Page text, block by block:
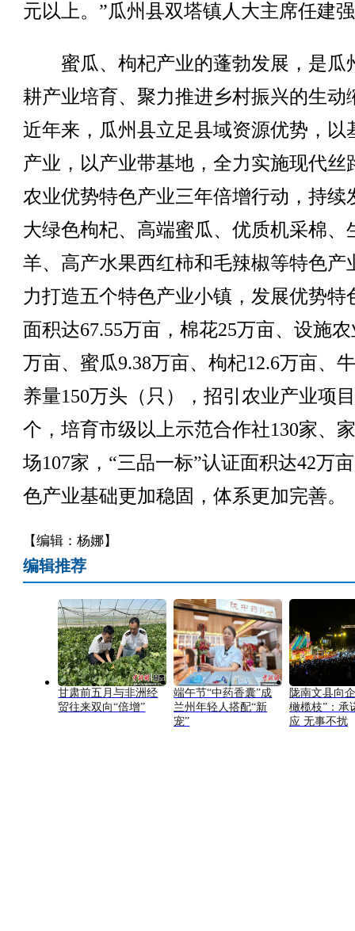
元以上。”瓜州县双塔镇人大主席任建
蜜瓜、枸杞产业的蓬勃发展，是瓜
耕产业培育、聚力推进乡村振兴的生动
近年来，瓜州县立足县域资源优势，以
产业，以产业带基地，全力实施现代丝
农业优势特色产业三年倍增行动，持续
大绿色枸杞、高端蜜瓜、优质机采棉、
羊、高产水果西红柿和毛辣椒等特色产
力打造五个特色产业小镇，发展优势特
面积达67.55万亩，棉花25万亩、设施农
万亩、蜜瓜9.38万亩、枸杞12.6万亩、
养量150万头（只），招引农业产业项
个，培育市级以上示范合作社130家、
场107家，“三品一标”认证面积达42万
色产业基础更加稳固，体系更加完善。
【编辑：杨娜】
编辑推荐
甘肃前五月与非洲经
贸往来双向“倍增”
端午节“中药香囊”成
兰州年轻人搭配“新
宠”
陇南文县向
橄榄枝”：承
应 无事不扰